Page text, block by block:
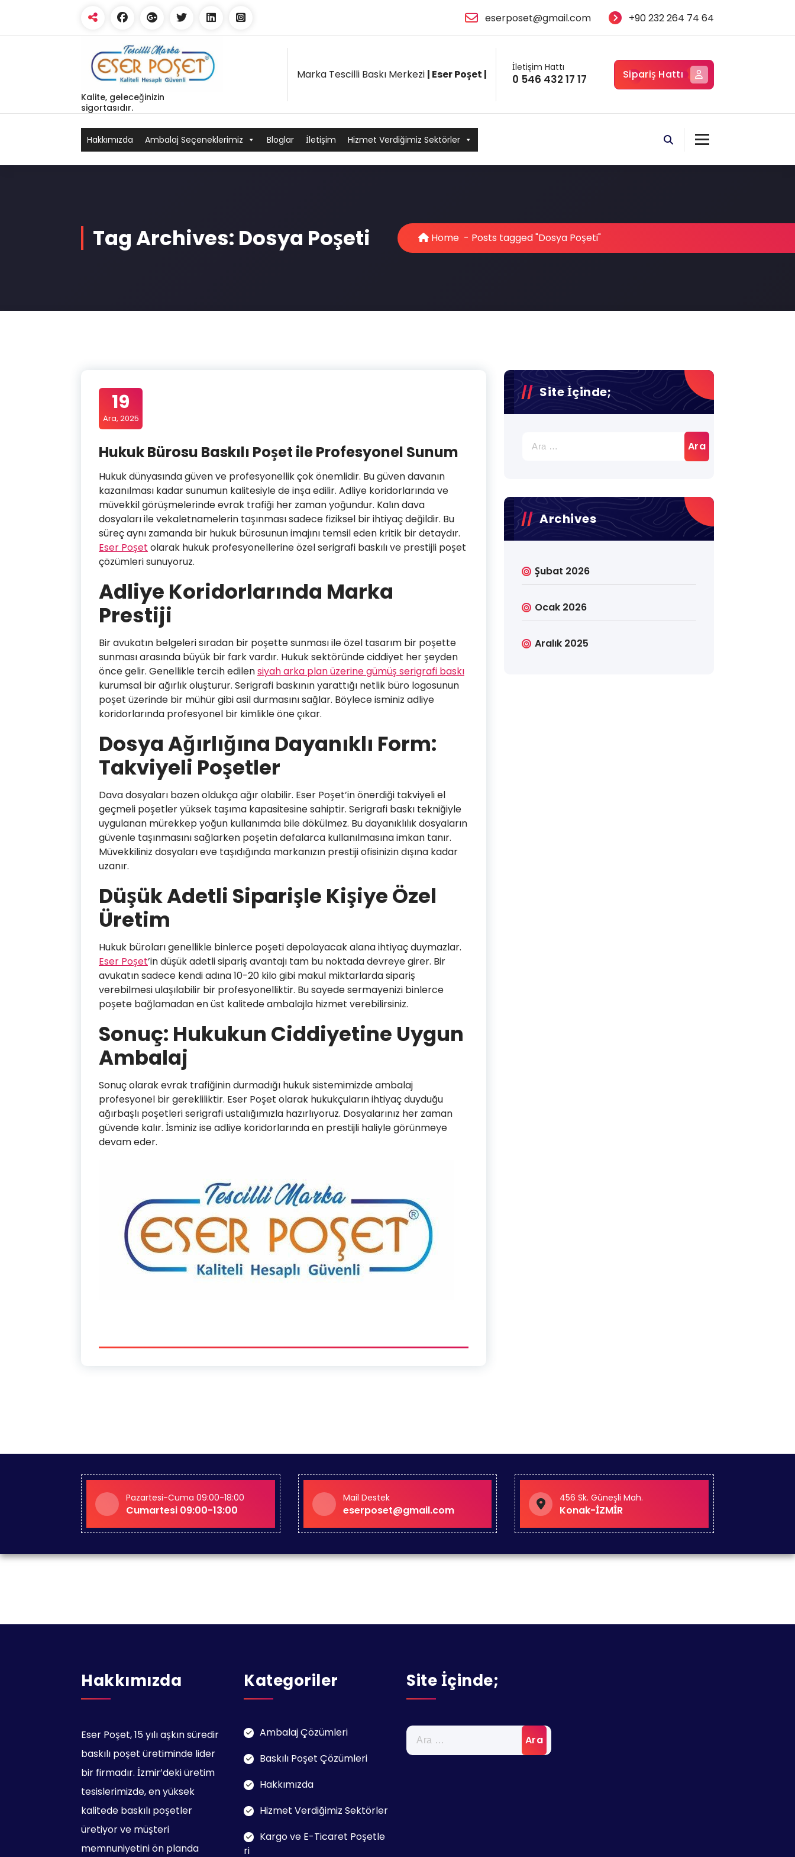
content
eserposet@gmail.com +90 232 264 74 64
Kalite, geleceğinizin
sigortasıdır.
Marka Tescilli Baskı Merkezi | Eser Poşet |
İletişim Hattı
0 546 432 17 17 Sipariş Hattı
Hakkımızda Ambalaj Seçeneklerimiz Bloglar İletişim Hizmet Verdiğimiz Sektörler
Tag Archives: Dosya Poşeti Home - Posts tagged "Dosya Poşeti"
19
Ara, 2025
Hukuk Bürosu Baskılı Poşet ile Profesyonel Sunum
Hukuk dünyasında güven ve profesyonellik çok önemlidir. Bu güven davanın
kazanılması kadar sunumun kalitesiyle de inşa edilir. Adliye koridorlarında ve
müvekkil görüşmelerinde evrak trafiği her zaman yoğundur. Kalın dava
dosyaları ile vekaletnamelerin taşınması sadece fiziksel bir ihtiyaç değildir. Bu
süreç aynı zamanda bir hukuk bürosunun imajını temsil eden kritik bir detaydır.
Eser Poşet olarak hukuk profesyonellerine özel serigrafi baskılı ve prestijli poşet
çözümleri sunuyoruz.
Adliye Koridorlarında Marka
Prestiji
Bir avukatın belgeleri sıradan bir poşette sunması ile özel tasarım bir poşette
sunması arasında büyük bir fark vardır. Hukuk sektöründe ciddiyet her şeyden
önce gelir. Genellikle tercih edilensiyah arka plan üzerine gümüş serigrafi baskı
kurumsal bir ağırlık oluşturur. Serigrafi baskının yarattığı netlik büro logosunun
poşet üzerinde bir mühür gibi asil durmasını sağlar. Böylece isminiz adliye
koridorlarında profesyonel bir kimlikle öne çıkar.
Dosya Ağırlığına Dayanıklı Form:
Takviyeli Poşetler
Dava dosyaları bazen oldukça ağır olabilir. Eser Poşet’in önerdiği takviyeli el
geçmeli poşetler yüksek taşıma kapasitesine sahiptir. Serigrafi baskı tekniğiyle
uygulanan mürekkep yoğun kullanımda bile dökülmez. Bu dayanıklılık dosyaların
güvenle taşınmasını sağlarken poşetin defalarca kullanılmasına imkan tanır.
Müvekkiliniz dosyaları eve taşıdığında markanızın prestiji ofisinizin dışına kadar
uzanır.
Düşük Adetli Siparişle Kişiye Özel
Üretim
Hukuk büroları genellikle binlerce poşeti depolayacak alana ihtiyaç duymazlar.
Eser Poşet’in düşük adetli sipariş avantajı tam bu noktada devreye girer. Bir
avukatın sadece kendi adına 10-20 kilo gibi makul miktarlarda sipariş
verebilmesi ulaşılabilir bir profesyonelliktir. Bu sayede sermayenizi binlerce
poşete bağlamadan en üst kalitede ambalajla hizmet verebilirsiniz.
Sonuç: Hukukun Ciddiyetine Uygun
Ambalaj
Sonuç olarak evrak trafiğinin durmadığı hukuk sistemimizde ambalaj
profesyonel bir gerekliliktir. Eser Poşet olarak hukukçuların ihtiyaç duyduğu
ağırbaşlı poşetleri serigrafi ustalığımızla hazırlıyoruz. Dosyalarınız her zaman
güvende kalır. İsminiz ise adliye koridorlarında en prestijli haliyle görünmeye
devam eder.
Site İçinde;
Archives
Şubat 2026
Ocak 2026
Aralık 2025
Pazartesi-Cuma 09:00-18:00
Cumartesi 09:00-13:00
Mail Destek
eserposet@gmail.com
456 Sk. Güneşli Mah.
Konak-İZMİR
Hakkımızda
Eser Poşet, 15 yılı aşkın süredir
baskılı poşet üretiminde lider
bir firmadır. İzmir’deki üretim
tesislerimizde, en yüksek
kalitede baskılı poşetler
üretiyor ve müşteri
memnuniyetini ön planda
Kategoriler
Ambalaj Çözümleri
Baskılı Poşet Çözümleri
Hakkımızda
Hizmet Verdiğimiz Sektörler
Kargo ve E-Ticaret Poşetle
ri
Site İçinde;
Arama: